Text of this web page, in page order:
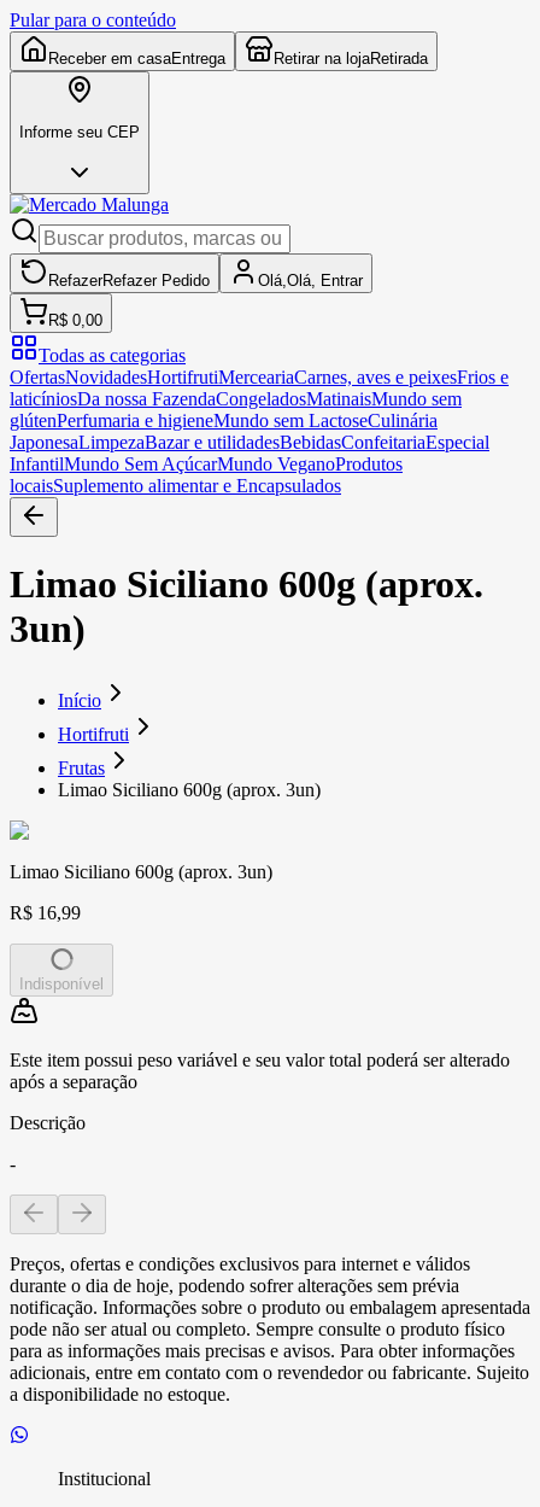
Pular para o conteúdo
Receber em casaEntrega Retirar na lojaRetirada
Informe seu CEP
RefazerRefazer Pedido Olá, Olá, Entrar
R$ 0,00
Todas as categorias
OfertasNovidadesHortifrutiMerceariaCarnes, aves e peixesFrios e
laticíniosDa nossa FazendaCongeladosMatinaisMundo sem
glútenPerfumaria e higieneMundo sem LactoseCulinária
JaponesaLimpezaBazar e utilidadesBebidasConfeitariaEspecial
InfantilMundo Sem AçúcarMundo VeganoProdutos
locaisSuplemento alimentar e Encapsulados
Limao Siciliano 600g (aprox.
3un)
Início
Hortifruti
Frutas
Limao Siciliano 600g (aprox. 3un)
Limao Siciliano 600g (aprox. 3un)
R$ 16,99
Indisponível
Este item possui peso variável e seu valor total poderá ser alterado
após a separação
Descrição
-
Preços, ofertas e condições exclusivos para internet e válidos
durante o dia de hoje, podendo sofrer alterações sem prévia
notificação. Informações sobre o produto ou embalagem apresentada
pode não ser atual ou completo. Sempre consulte o produto físico
para as informações mais precisas e avisos. Para obter informações
adicionais, entre em contato com o revendedor ou fabricante. Sujeito
a disponibilidade no estoque.
Institucional